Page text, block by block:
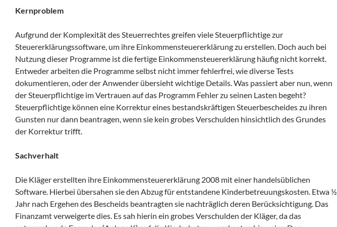
Kernproblem
Aufgrund der Komplexität des Steuerrechtes greifen viele Steuerpflichtige zur
Steuererklärungssoftware, um ihre Einkommensteuererklärung zu erstellen. Doch auch bei
Nutzung dieser Programme ist die fertige Einkommensteuererklärung häufig nicht korrekt.
Entweder arbeiten die Programme selbst nicht immer fehlerfrei, wie diverse Tests
dokumentieren, oder der Anwender übersieht wichtige Details. Was passiert aber nun, wenn
der Steuerpflichtige im Vertrauen auf das Programm Fehler zu seinen Lasten begeht?
Steuerpflichtige können eine Korrektur eines bestandskräftigen Steuerbescheides zu ihren
Gunsten nur dann beantragen, wenn sie kein grobes Verschulden hinsichtlich des Grundes
der Korrektur trifft.
Sachverhalt
Die Kläger erstellten ihre Einkommensteuererklärung 2008 mit einer handelsüblichen
Software. Hierbei übersahen sie den Abzug für entstandene Kinderbetreuungskosten. Etwa ½
Jahr nach Ergehen des Bescheids beantragten sie nachträglich deren Berücksichtigung. Das
Finanzamt verweigerte dies. Es sah hierin ein grobes Verschulden der Kläger, da das